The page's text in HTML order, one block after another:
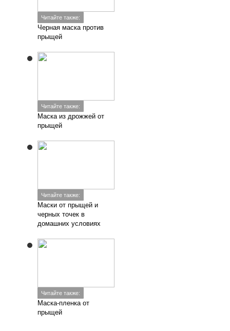
Читайте также:
Черная маска против
прыщей
Читайте также:
Маска из дрожжей от
прыщей
Читайте также:
Маски от прыщей и
черных точек в
домашних условиях
Читайте также:
Маска-пленка от
прыщей